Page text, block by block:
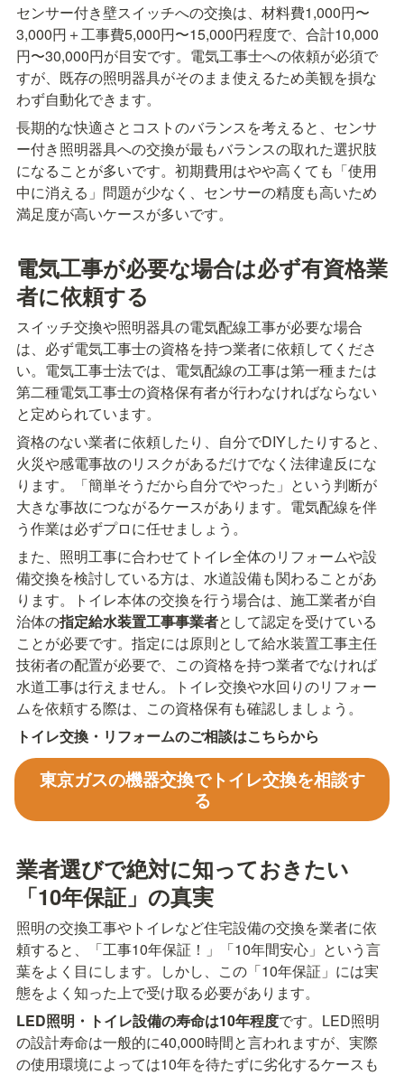
センサー付き壁スイッチへの交換は、材料費1,000円〜
3,000円＋工事費5,000円〜15,000円程度で、合計10,000
円〜30,000円が目安です。電気工事士への依頼が必須で
すが、既存の照明器具がそのまま使えるため美観を損な
わず自動化できます。
長期的な快適さとコストのバランスを考えると、センサ
ー付き照明器具への交換が最もバランスの取れた選択肢
になることが多いです。初期費用はやや高くても「使用
中に消える」問題が少なく、センサーの精度も高いため
満足度が高いケースが多いです。
電気工事が必要な場合は必ず有資格業
者に依頼する
スイッチ交換や照明器具の電気配線工事が必要な場合
は、必ず電気工事士の資格を持つ業者に依頼してくださ
い。電気工事士法では、電気配線の工事は第一種または
第二種電気工事士の資格保有者が行わなければならない
と定められています。
資格のない業者に依頼したり、自分でDIYしたりすると、
火災や感電事故のリスクがあるだけでなく法律違反にな
ります。「簡単そうだから自分でやった」という判断が
大きな事故につながるケースがあります。電気配線を伴
う作業は必ずプロに任せましょう。
また、照明工事に合わせてトイレ全体のリフォームや設
備交換を検討している方は、水道設備も関わることがあ
ります。トイレ本体の交換を行う場合は、施工業者が自
治体の指定給水装置工事事業者として認定を受けている
ことが必要です。指定には原則として給水装置工事主任
技術者の配置が必要で、この資格を持つ業者でなければ
水道工事は行えません。トイレ交換や水回りのリフォー
ムを依頼する際は、この資格保有も確認しましょう。
トイレ交換・リフォームのご相談はこちらから
東京ガスの機器交換でトイレ交換を相談す
る
業者選びで絶対に知っておきたい
「10年保証」の真実
照明の交換工事やトイレなど住宅設備の交換を業者に依
頼すると、「工事10年保証！」「10年間安心」という言
葉をよく目にします。しかし、この「10年保証」には実
態をよく知った上で受け取る必要があります。
LED照明・トイレ設備の寿命は10年程度です。LED照明
の設計寿命は一般的に40,000時間と言われますが、実際
の使用環境によっては10年を待たずに劣化するケースも